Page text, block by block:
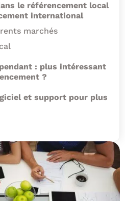
le référencement local
international
marchés
: plus intéressant
?
et support pour plus